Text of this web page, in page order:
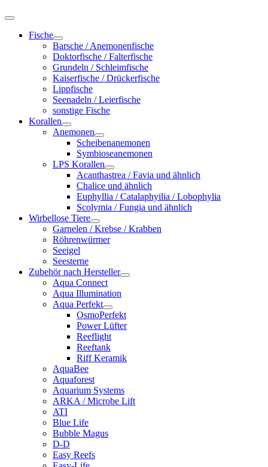
Fische
Barsche / Anemonenfische
Doktorfische / Falterfische
Grundeln / Schleimfische
Kaiserfische / Drückerfische
Lippfische
Seenadeln / Leierfische
sonstige Fische
Korallen
Anemonen
Scheibenanemonen
Symbioseanemonen
LPS Korallen
Acanthastrea / Favia und ähnlich
Chalice und ähnlich
Euphyllia / Catalaphyilia / Lobophylia
Scolymia / Fungia und ähnlich
Wirbellose Tiere
Garnelen / Krebse / Krabben
Röhrenwürmer
Seeigel
Seesterne
Zubehör nach Hersteller
Aqua Connect
Aqua Illumination
Aqua Perfekt
OsmoPerfekt
Power Lüfter
Reeflight
Reeftank
Riff Keramik
AquaBee
Aquaforest
Aquarium Systems
ARKA / Microbe Lift
ATI
Blue Life
Bubble Magus
D-D
Easy Reefs